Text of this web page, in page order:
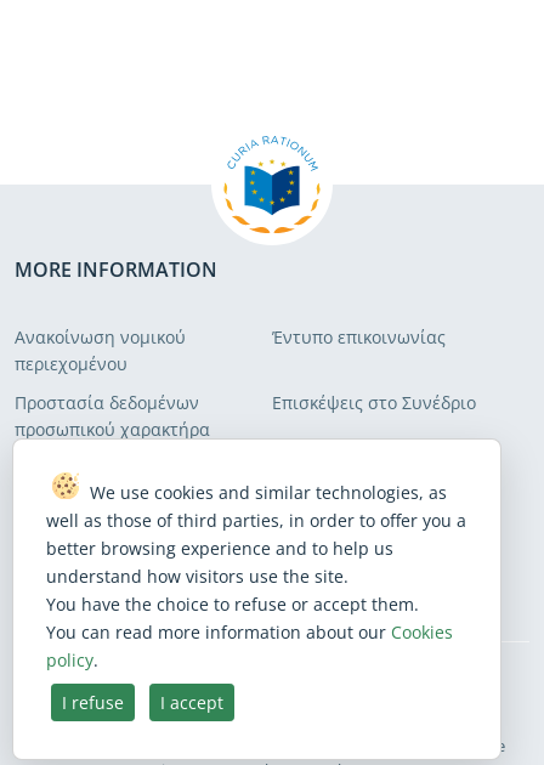
MORE INFORMATION
Ανακοίνωση νομικού
περιεχομένου
Έντυπο επικοινωνίας
Προστασία δεδομένων
προσωπικού χαρακτήρα
Επισκέψεις στο Συνέδριο
Πολιτική σχετικά με τα αρχεία
τύπου «cookie»
Πολιτική για την
προσβασιμότητα του Ιστού
Προειδοποίηση για απάτη
BlueSky
Facebook
Instagram
European Court of Auditors - 12, rue Alcide De
We use cookies and similar technologies, as
well as those of third parties, in order to offer you a
better browsing experience and to help us
understand how visitors use the site.
You have the choice to refuse or accept them.
You can read more information about our Cookies
policy.
I refuse
I accept